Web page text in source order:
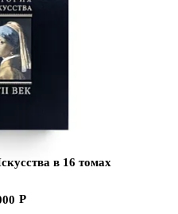
в 16 томах